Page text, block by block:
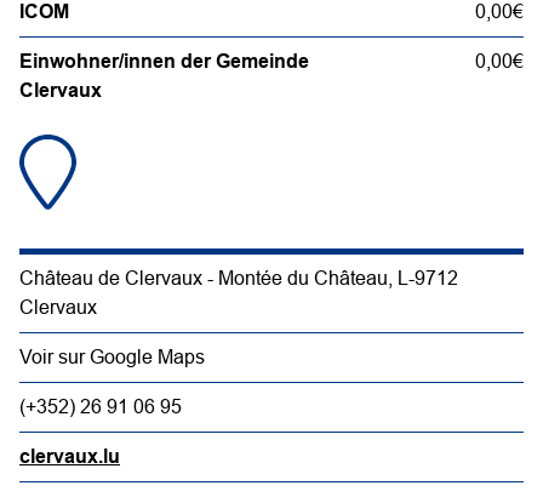
ICOM 0,00€
Einwohner/innen der Gemeinde
Clervaux
0,00€
Château de Clervaux - Montée du Château, L-9712
Clervaux
Voir sur Google Maps
(+352) 26 91 06 95
clervaux.lu